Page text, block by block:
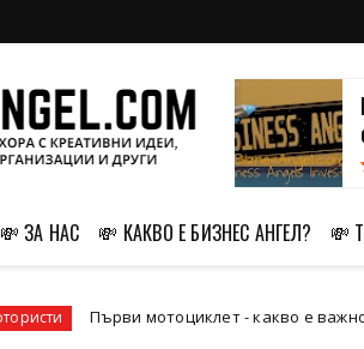
💸 ЗА НАС 💸 КАКВО Е БИЗНЕС АНГЕЛ? 💸
Първи мотоциклет - какво е важно да